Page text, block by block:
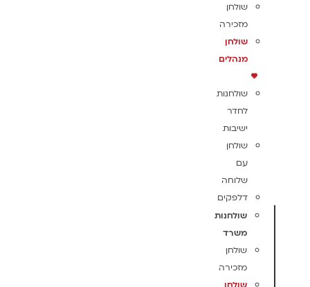
שולחן
מזכירה
שולחן
מנהלים
שולחנות
לחדר
ישיבות
שולחן
עם
שלוחה
דלפקים
שולחנות
משרד
שולחן
מזכירה